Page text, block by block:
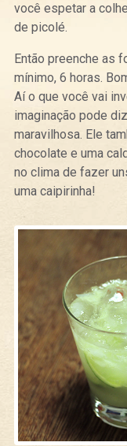
você espetar a
de picolé.
Então preenche as
mínimo, 6 horas.
Aí o que você vai
imaginação pode
maravilhosa. Ele
chocolate e uma
no clima de fazer
uma caipirinha!